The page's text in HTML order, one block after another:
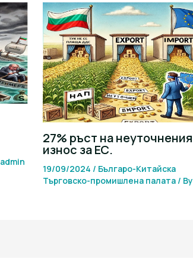
admin
27% ръст на неуточнения
износ за ЕС.
19/09/2024 / Българо-Китайска
Търговско-промишлена палaта/ By